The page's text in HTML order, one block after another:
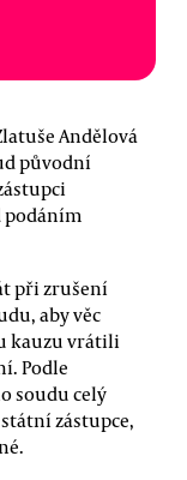
Andělová
původní
podáním
při zrušení
aby věc
kauzu vrátili
Podle
soudu celý
zástupce,